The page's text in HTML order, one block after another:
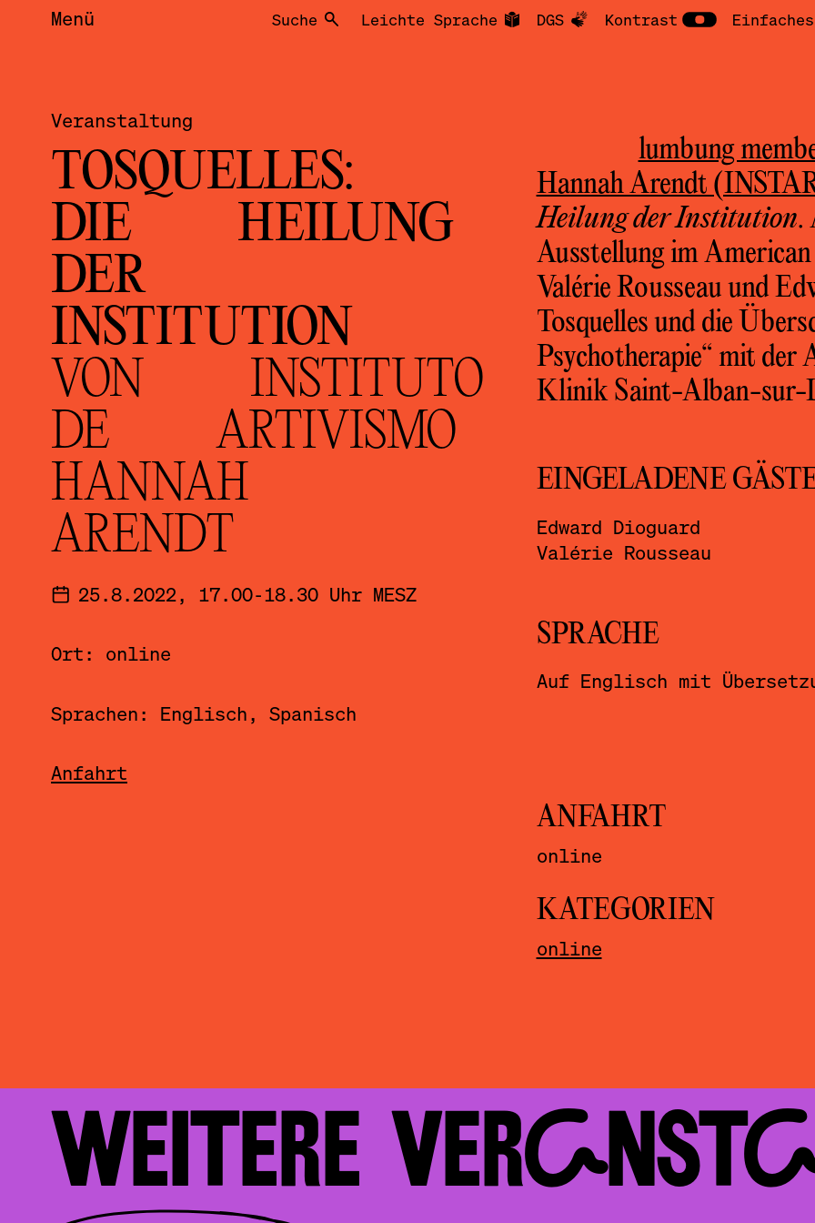
Menü Suche Leichte Sprache DGS Kontrast
Veranstaltung
TOSQUELLES:
DIE HEILUNG
DER
INSTITUTION
VON INSTITUTO
DE ARTIVISMO
HANNAH
ARENDT
25.8.2022, 17.00-18.30 Uhr MESZ
Ort: online
Sprachen: Englisch, Spanisch
Anfahrt
lumbung
Hannah Arendt
Heilung der Institution.
Ausstellung im
Valérie Rousseau und
Tosquelles und die
Psychotherapie“ mit
Klinik Saint-Alban-sur-
EINGELADENE
Edward Dioguard
Valérie Rousseau
SPRACHE
Auf Englisch mit
ANFAHRT
online
KATEGORIEN
online
WEITERE